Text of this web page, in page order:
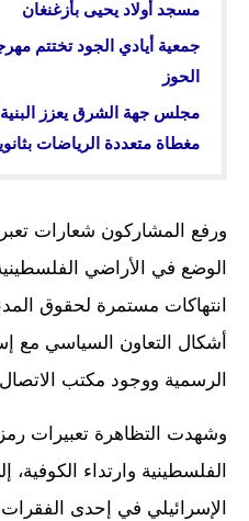
مسجد أولاد يحيى بأزغنغان
جمعية أيادي الجود تختتم
الحوز
مجلس جهة الشرق يعزز البنية
مغطاة متعددة الرياضات
ورفع المشاركون شعارات
الوضع في الأراضي
انتهاكات مستمرة لحقوق
أشكال التعاون السياسي مع
الرسمية ووجود مكتب
وشهدت التظاهرة تعبيرات
الفلسطينية وارتداء
الإسرائيلي في إحدى